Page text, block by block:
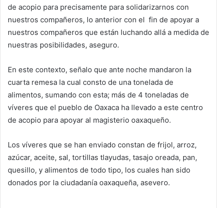
de acopio para precisamente para solidarizarnos con
nuestros compañeros, lo anterior con el fin de apoyar a
nuestros compañeros que están luchando allá a medida de
nuestras posibilidades, aseguro.
En este contexto, señalo que ante noche mandaron la
cuarta remesa la cual consto de una tonelada de
alimentos, sumando con esta; más de 4 toneladas de
víveres que el pueblo de Oaxaca ha llevado a este centro
de acopio para apoyar al magisterio oaxaqueño.
Los víveres que se han enviado constan de frijol, arroz,
azúcar, aceite, sal, tortillas tlayudas, tasajo oreada, pan,
quesillo, y alimentos de todo tipo, los cuales han sido
donados por la ciudadanía oaxaqueña, asevero.